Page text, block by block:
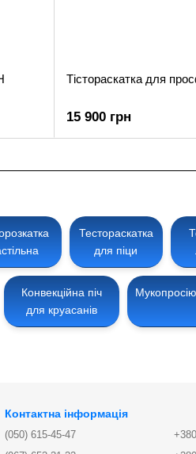
Тестораскатка
для піци
Конвекційна піч
для круасанів
Тістораскатка для
15 900 грн
Контактна інформація
(050) 615-45-47